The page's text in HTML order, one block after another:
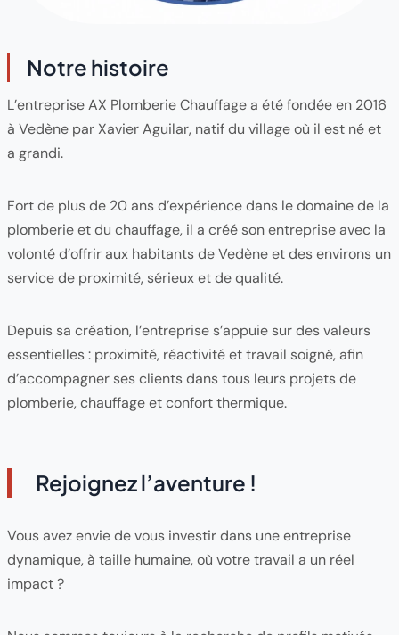
Notre histoire
L’entreprise AX Plomberie Chauffage a été fondée en 2016
à Vedène par Xavier Aguilar, natif du village où il est né et
a grandi.
Fort de plus de 20 ans d’expérience dans le domaine de la
plomberie et du chauffage, il a créé son entreprise avec la
volonté d’offrir aux habitants de Vedène et des environs un
service de proximité, sérieux et de qualité.
Depuis sa création, l’entreprise s’appuie sur des valeurs
essentielles : proximité, réactivité et travail soigné, afin
d’accompagner ses clients dans tous leurs projets de
plomberie, chauffage et confort thermique.
Rejoignez l’aventure !
Vous avez envie de vous investir dans une entreprise
dynamique, à taille humaine, où votre travail a un réel
impact ?